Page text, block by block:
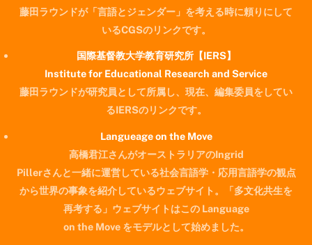
藤田ラウンドが「言語とジェンダー」を考える時に頼りにして
いるCGSのリンクです。
国際基督教大学教育研究所【IERS】
Institute for Educational Research and Service
藤田ラウンドが研究員として所属し、現在、編集委員をしてい
るIERSのリンクです。
Langueage on the Move
高橋君江さんがオーストラリアのIngrid
Pillerさんと一緒に運営している社会言語学・応用言語学の観点
から世界の事象を紹介しているウェブサイト。「多文化共生を
再考する」ウェブサイトはこの Language
on the Move をモデルとして始めました。